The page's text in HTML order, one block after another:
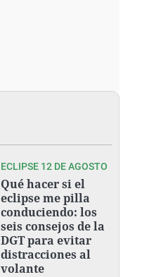
ECLIPSE 12 DE AGOSTO
Qué hacer si el
eclipse me pilla
conduciendo: los
seis consejos de la
DGT para evitar
distracciones al
volante